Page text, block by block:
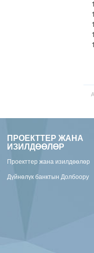
ПРОЕКТТЕР ЖАНА
ИЗИЛДӨӨЛӨР
Проекттер жана изилдөөлөр
Дүйнөлүк банктын Долбоору